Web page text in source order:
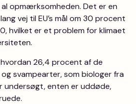
opmærksomheden. Det er en
vej til EU’s mål om 30 procent
hvilket er et problem for klimaet
26,4 procent af de
svampearter, som biologer fra
undersøgt, enten er uddøde,